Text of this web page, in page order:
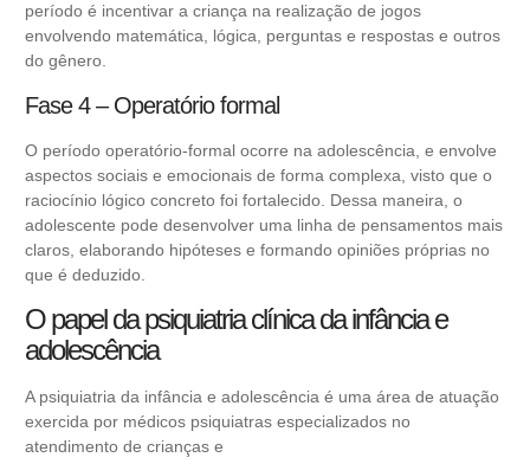
período é incentivar a criança na realização de jogos
envolvendo matemática, lógica, perguntas e respostas e outros
do gênero.
Fase 4 – Operatório formal
O período operatório-formal ocorre na adolescência, e envolve
aspectos sociais e emocionais de forma complexa, visto que o
raciocínio lógico concreto foi fortalecido. Dessa maneira, o
adolescente pode desenvolver uma linha de pensamentos mais
claros, elaborando hipóteses e formando opiniões próprias no
que é deduzido.
O papel da psiquiatria clínica da infância e
adolescência
A psiquiatria da infância e adolescência é uma área de atuação
exercida por médicos psiquiatras especializados no
atendimento de crianças e